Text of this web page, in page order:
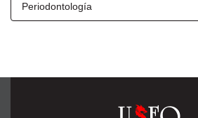
Periodontología